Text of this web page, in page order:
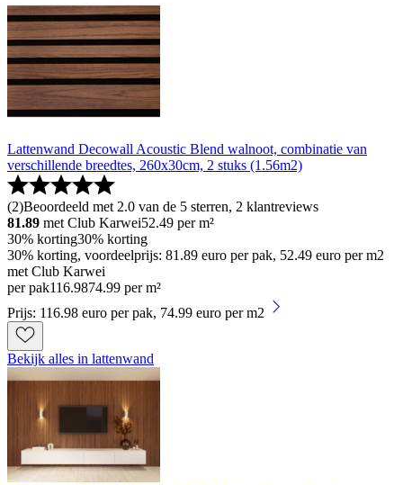
Lattenwand Decowall Acoustic Blend walnoot, combinatie van
verschillende breedtes, 260x30cm, 2 stuks (1.56m2)
(2)Beoordeeld met 2.0 van de 5 sterren, 2 klantreviews
81.89 met Club Karwei52.49 per m²
30% korting30% korting
30% korting, voordeelprijs: 81.89 euro per pak, 52.49 euro per m2
met Club Karwei
per pak116.9874.99 per m²
Prijs: 116.98 euro per pak, 74.99 euro per m2
Bekijk alles in lattenwand